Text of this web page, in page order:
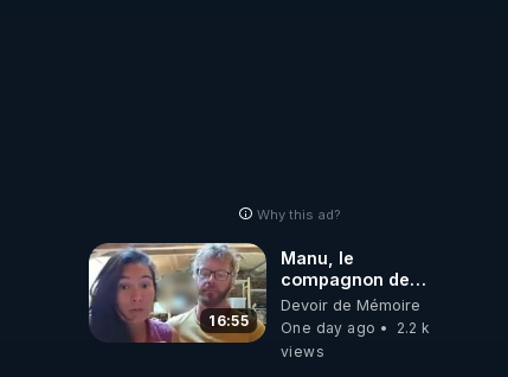
Why this ad?
16:55
Manu, le
compagnon de
Kyria, raconte sa
garde à vue
musclée.
Devoir de Mémoire
One day ago
2.2 k
views